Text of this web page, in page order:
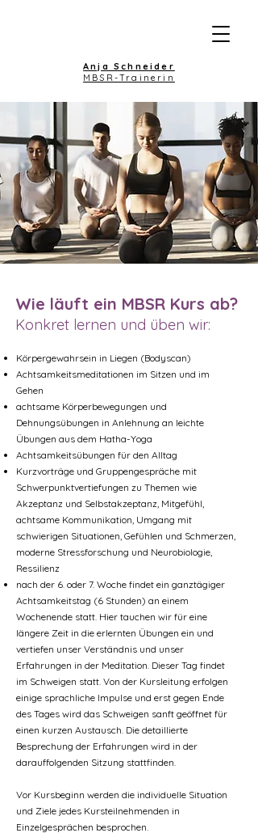
Anja Schneider
MBSR-Trainerin
Wie läuft ein MBSR Kurs ab?
Konkret lernen und üben wir:
Körpergewahrsein in Liegen (Bodyscan)
Achtsamkeitsmeditationen im Sitzen und im
Gehen
achtsame Körperbewegungen und
Dehnungsübungen in Anlehnung an leichte
Übungen aus dem Hatha-Yoga
Achtsamkeitsübungen für den Alltag
Kurzvorträge und Gruppengespräche mit
Schwerpunktvertiefungen zu Themen wie
Akzeptanz und Selbstakzeptanz, Mitgefühl,
achtsame Kommunikation, Umgang mit
schwierigen Situationen, Gefühlen und Schmerzen,
moderne Stressforschung und Neurobiologie,
Ressilienz
nach der 6. oder 7. Woche findet ein ganztägiger
Achtsamkeitstag (6 Stunden) an einem
Wochenende statt. Hier tauchen wir für eine
längere Zeit in die erlernten Übungen ein und
vertiefen unser Verständnis und unser
Erfahrungen in der Meditation. Dieser Tag findet
im Schweigen statt. Von der Kursleitung erfolgen
einige sprachliche Impulse und erst gegen Ende
des Tages wird das Schweigen sanft geöffnet für
einen kurzen Austausch. Die detaillierte
Besprechung der Erfahrungen wird in der
darauffolgenden Sitzung stattfinden.
Vor Kursbeginn werden die individuelle Situation
und Ziele jedes Kursteilnehmenden in
Einzelgesprächen besprochen.